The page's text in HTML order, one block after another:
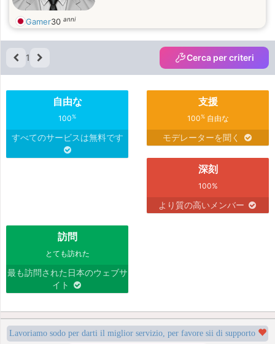
Gamer30 anni
1 Cerca per criteri
自由な
100%
すべてのサービスは無料です
支援
100%自由な
モデレーターを聞く
深刻
100%
より質の高いメンバー
訪問
とても訪れた
最も訪問された日本のウェブサ
イト
Lavoriamo sodo per darti il miglior servizio, per favore sii di supporto